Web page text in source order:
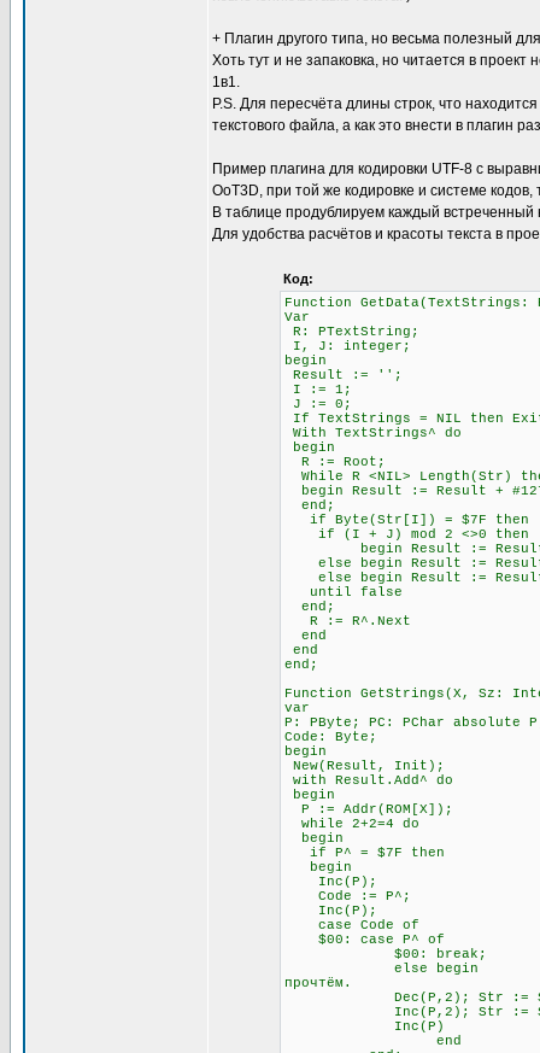
+ Плагин другого типа, но весьма полезный
Хоть тут и не запаковка, но читается в проект
1в1.
P.S. Для пересчёта длины строк, что
текстового файла, а как это внести в плагин
Пример плагина для кодировки UTF-8 с
OoT3D, при той же кодировке и системе
В таблице продублируем каждый
Для удобства расчётов и красоты текста в
Код:
Function
Var
R: PTextString;
I, J: integer;
begin
Result := '';
I := 1; \\ Счётчик
J := 0; \\
If TextStrings = NIL then
With TextStrings^ do
begin
R := Root;
While R <NIL>
begin Result := Result +
end;
if Byte(Str[I]) = $7F
if (I + J) mod 2 <>0
begin Result := Result +
else begin Result := Result
else begin Result := Result
until false \\ Всё это
end;
R := R^.Next
end
end
end;
Function GetStrings(X, Sz:
var
P: PByte; PC: PChar absolute
Code: Byte;
begin
New(Result, Init);
with Result.Add^ do
begin
P := Addr(ROM[X]);
while 2+2=4 do \\
begin
if P^ = $7F then \\
begin
Inc(P); \\
Code := P^;
Inc(P);
case Code of
$00: case P^ of
$00: break; \\ А за
else begin \\ Если за
прочтём.
Dec(P,2); Str := Str
Inc(P,2); Str := Str
Inc(P)
end